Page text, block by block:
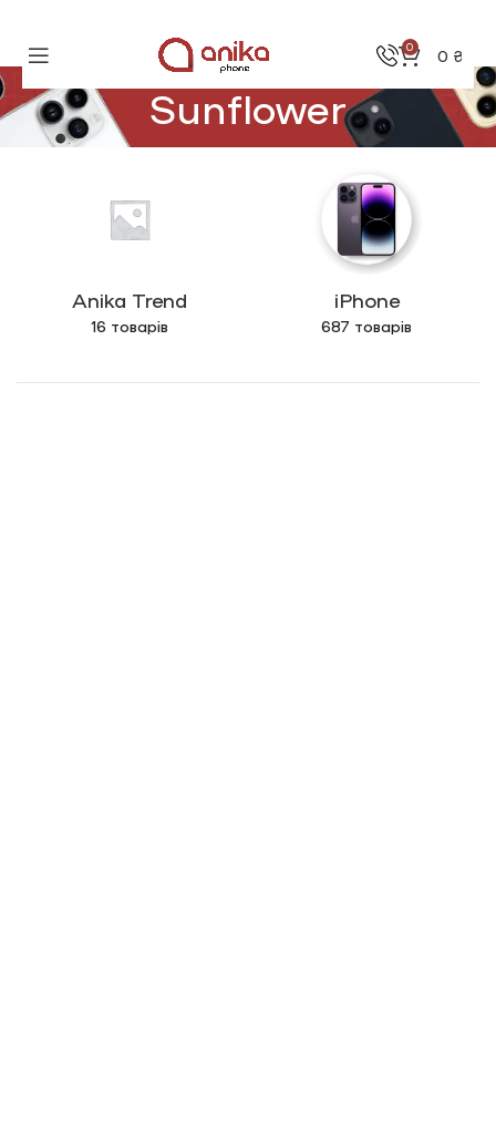
0 0 ₴
Sunflower
Anika Trend
16 товарів
iPhone
687 товарів